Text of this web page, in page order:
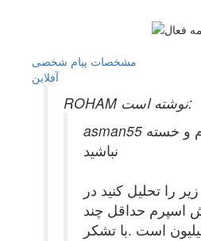
مشخصات پیام شخصی
آفلاين
ROHAM نوشته است:
و خسته
نباشید
را تحلیل کنید در
حداقل چند
است .با تشکر